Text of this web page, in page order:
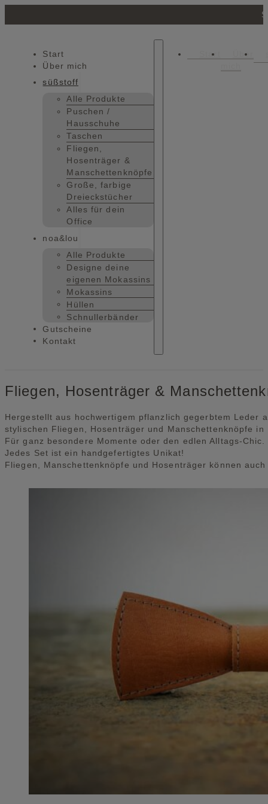
Start
Über mich
süßstoff
Alle Produkte
Puschen /
Hausschuhe
Taschen
Fliegen,
Hosenträger &
Manschettenknöpfe
Große, farbige
Dreieckstücher
Alles für dein
Office
noa&lou
Alle Produkte
Designe deine
eigenen Mokassins
Mokassins
Hüllen
Schnullerbänder
Gutscheine
Kontakt
Start
Über
Fliegen, Hosenträger &
Hergestellt aus hochwertigem pflanzlich gegerbtem Leder
stylischen Fliegen, Hosenträger und Manschettenknöpfe in
Für ganz besondere Momente oder den edlen Alltags-Chic.
Jedes Set ist ein handgefertigtes Unikat!
Fliegen, Manschettenknöpfe und Hosenträger können